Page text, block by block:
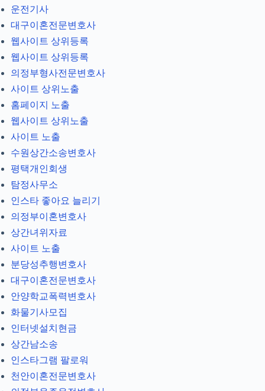
운전기사
대구이혼전문변호사
웹사이트 상위등록
웹사이트 상위등록
의정부형사전문변호사
사이트 상위노출
홈페이지 노출
웹사이트 상위노출
사이트 노출
수원상간소송변호사
평택개인회생
탐정사무소
인스타 좋아요 늘리기
의정부이혼변호사
상간녀위자료
사이트 노출
분당성추행변호사
대구이혼전문변호사
안양학교폭력변호사
화물기사모집
인터넷설치현금
상간남소송
인스타그램 팔로워
천안이혼전문변호사